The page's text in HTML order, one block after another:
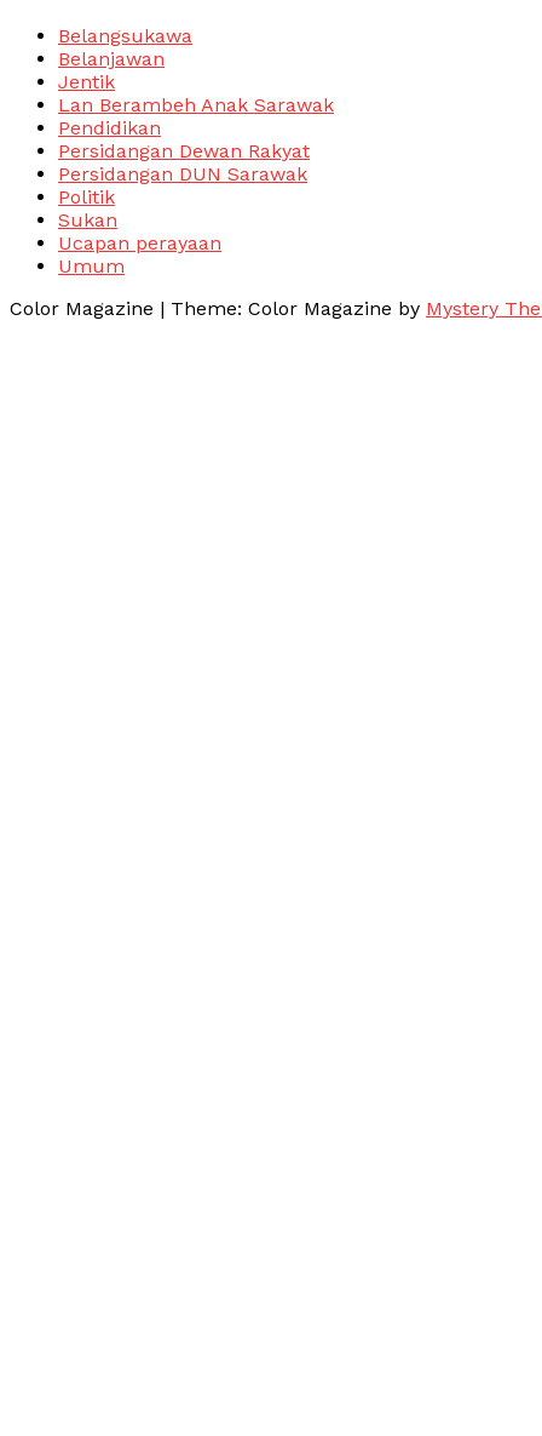
Belangsukawa
Belanjawan
Jentik
Lan Berambeh Anak Sarawak
Pendidikan
Persidangan Dewan Rakyat
Persidangan DUN Sarawak
Politik
Sukan
Ucapan perayaan
Umum
Color Magazine | Theme: Color Magazine by Mystery